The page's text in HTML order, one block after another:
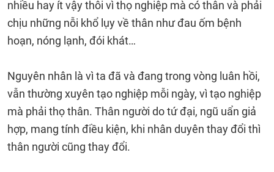
nhiều hay ít vậy thôi vì thọ nghiệp mà có thân và phải
chịu những nỗi khổ lụy về thân như đau ốm bệnh
hoạn, nóng lạnh, đói khát…
Nguyên nhân là vì ta đã và đang trong vòng luân hồi,
vẫn thường xuyên tạo nghiệp mỗi ngày, vì tạo nghiệp
mà phải thọ thân. Thân người do tứ đại, ngũ uẩn giả
hợp, mang tính điều kiện, khi nhân duyên thay đổi thì
thân người cũng thay đổi.